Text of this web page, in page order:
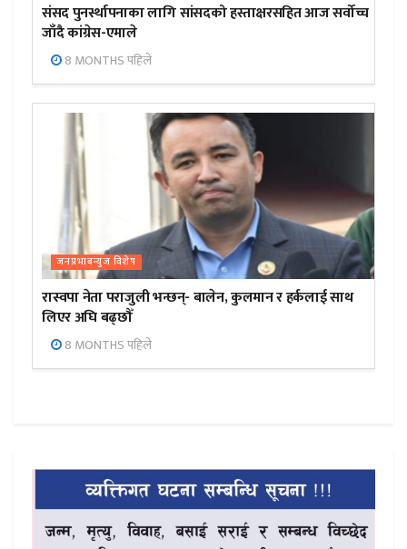
संसद पुनर्स्थापनाका लागि सांसदको हस्ताक्षरसहित आज सर्वोच्च
जाँदै कांग्रेस-एमाले
8 MONTHS पहिले
जनप्रभाबन्युज विशेष
रास्वपा नेता पराजुली भन्छन्- बालेन, कुलमान र हर्कलाई साथ
लिएर अघि बढ्छौँ
8 MONTHS पहिले